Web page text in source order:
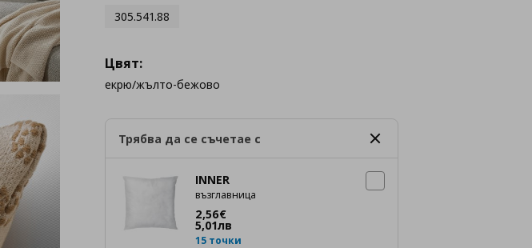
305.541.88
Цвят:
екрю/жълто-бежово
Трябва да се съчетае с
INNER
възглавница
2,56€
Цена
5,01лв
15 точки